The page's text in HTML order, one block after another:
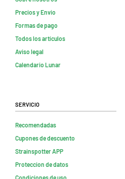
Precios y Envio
Formas de pago
Todos los artículos
Aviso legal
Calendario Lunar
Servicio
Recomendadas
Cupones de descuento
Strainspotter APP
Proteccion de datos
Condiciones de uso